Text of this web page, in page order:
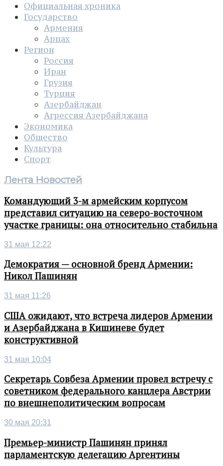
Официальная хроника
Государство
Армения
Арцах
Регион
Россия
Иран
Грузия
Турция
Азербайджан
Агрессия Азербайджана
Экономика
Общество
Культура
Спорт
Лента Новостей
Командующий 3-м армейским корпусом
представил ситуацию на северо-восточном
участке границы: она относительно стабильна
31 мая 12:22
Демократия — основной бренд Армении:
Никол Пашинян
31 мая 11:26
США ожидают, что встреча лидеров Армении
и Азербайджана в Кишиневе будет
конструктивной
31 мая 10:04
Секретарь Совбеза Армении провел встречу с
советником федерального канцлера Австрии
по внешнеполитическим вопросам
30 мая 20:31
Премьер-министр Пашинян принял
парламентскую делегацию Аргентины